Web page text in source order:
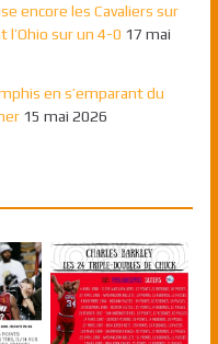
encore les Cavaliers sur
sur un 4-0 17 mai
en s’emparant du
15 mai 2026